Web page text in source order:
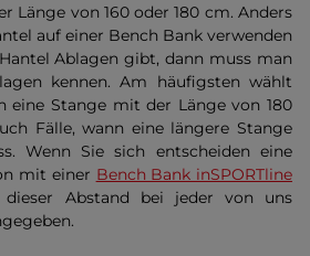
Länge von 160 oder 180 cm. Anders
auf einer Bench Bank verwenden
Ablagen gibt, dann muss man
kennen. Am häufigsten wählt
eine Stange mit der Länge von 180
Fälle, wann eine längere Stange
Wenn Sie sich entscheiden eine
mit einer Bench Bank inSPORTline
Abstand bei jeder von uns